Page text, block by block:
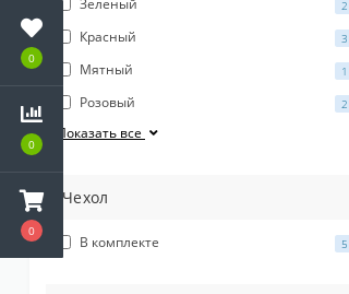
0
0
0
2
Красный 3
Мятный 1
Розовый 2
Показать все
Чехол
В комплекте 5